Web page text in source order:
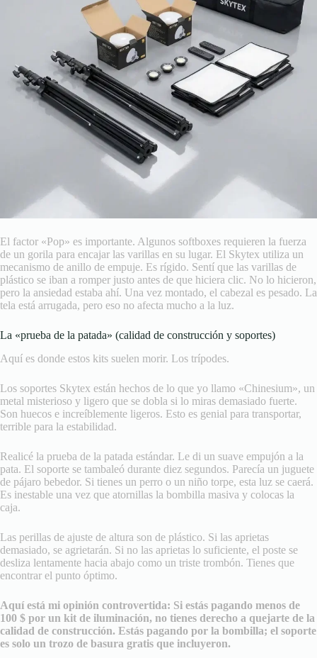
El factor «Pop» es importante. Algunos softboxes requieren la fuerza
de un gorila para encajar las varillas en su lugar. El Skytex utiliza un
mecanismo de anillo de empuje. Es rígido. Sentí que las varillas de
plástico se iban a romper justo antes de que hiciera clic. No lo hicieron,
pero la ansiedad estaba ahí. Una vez montado, el cabezal es pesado. La
tela está arrugada, pero eso no afecta mucho a la luz.
La «prueba de la patada» (calidad de construcción y soportes)
Aquí es donde estos kits suelen morir. Los trípodes.
Los soportes Skytex están hechos de lo que yo llamo «Chinesium», un
metal misterioso y ligero que se dobla si lo miras demasiado fuerte.
Son huecos e increíblemente ligeros. Esto es genial para transportar,
terrible para la estabilidad.
Realicé la prueba de la patada estándar. Le di un suave empujón a la
pata. El soporte se tambaleó durante diez segundos. Parecía un juguete
de pájaro bebedor. Si tienes un perro o un niño torpe, esta luz se caerá.
Es inestable una vez que atornillas la bombilla masiva y colocas la
caja.
Las perillas de ajuste de altura son de plástico. Si las aprietas
demasiado, se agrietarán. Si no las aprietas lo suficiente, el poste se
desliza lentamente hacia abajo como un triste trombón. Tienes que
encontrar el punto óptimo.
Aquí está mi opinión controvertida: Si estás pagando menos de
100 $ por un kit de iluminación, no tienes derecho a quejarte de la
calidad de construcción. Estás pagando por la bombilla; el soporte
es solo un trozo de basura gratis que incluyeron.